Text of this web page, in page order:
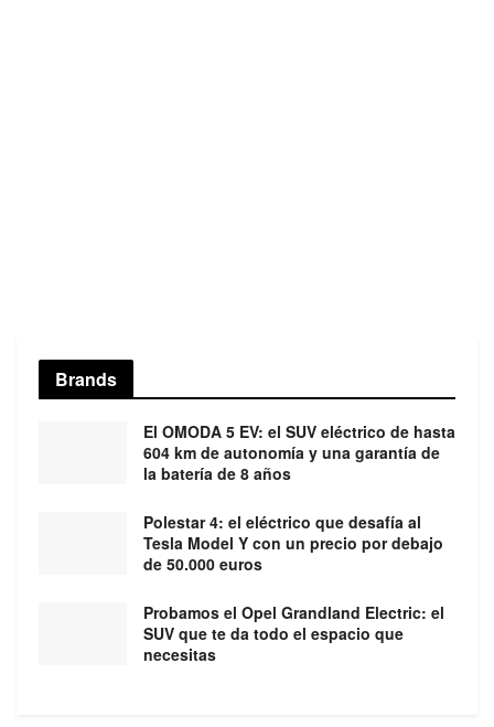
Brands
El OMODA 5 EV: el SUV eléctrico de hasta
604 km de autonomía y una garantía de
la batería de 8 años
Polestar 4: el eléctrico que desafía al
Tesla Model Y con un precio por debajo
de 50.000 euros
Probamos el Opel Grandland Electric: el
SUV que te da todo el espacio que
necesitas